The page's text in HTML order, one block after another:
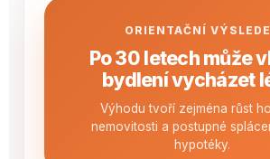
ORIENTAČNÍ
Po 30 letech může
bydlení vycházet
Výhodu tvoří zejména růst
nemovitosti a postupné
hypotéky.